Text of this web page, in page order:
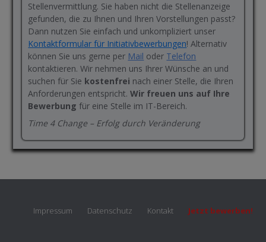
Stellenvermittlung. Sie haben nicht die Stellenanzeige
gefunden, die zu Ihnen und Ihren Vorstellungen passt?
Dann nutzen Sie einfach und unkompliziert unser
Kontaktformular für Initiativbewerbungen! Alternativ
können Sie uns gerne per Mail oder Telefon
kontaktieren. Wir nehmen uns Ihrer Wünsche an und
suchen für Sie kostenfrei nach einer Stelle, die Ihren
Anforderungen entspricht.Wir freuen uns auf Ihre
Bewerbung für eine Stelle im IT-Bereich.
Time 4 Change – Erfolg durch Veränderung
Impressum Datenschutz Kontakt Jetzt bewerben!